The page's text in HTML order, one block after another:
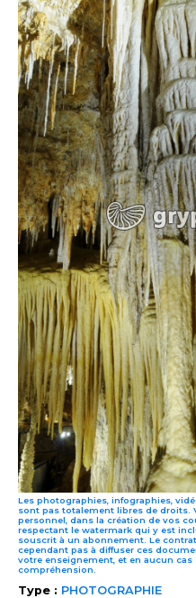
Les photographies, infographies,
sont pas totalement libres de droits.
personnel, dans la création de vos
respectant le watermark qui y est
souscrit à un abonnement. Le
cependant pas à diffuser ces
votre enseignement, et en aucun
compréhension.
Type : PHOTOGRAPHIE